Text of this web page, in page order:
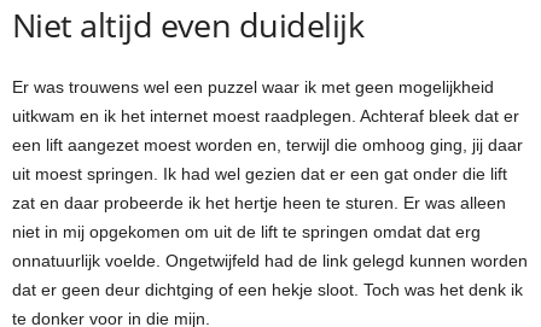
Niet altijd even duidelijk
Er was trouwens wel een puzzel waar ik met geen mogelijkheid
uitkwam en ik het internet moest raadplegen. Achteraf bleek dat er
een lift aangezet moest worden en, terwijl die omhoog ging, jij daar
uit moest springen. Ik had wel gezien dat er een gat onder die lift
zat en daar probeerde ik het hertje heen te sturen. Er was alleen
niet in mij opgekomen om uit de lift te springen omdat dat erg
onnatuurlijk voelde. Ongetwijfeld had de link gelegd kunnen worden
dat er geen deur dichtging of een hekje sloot. Toch was het denk ik
te donker voor in die mijn.